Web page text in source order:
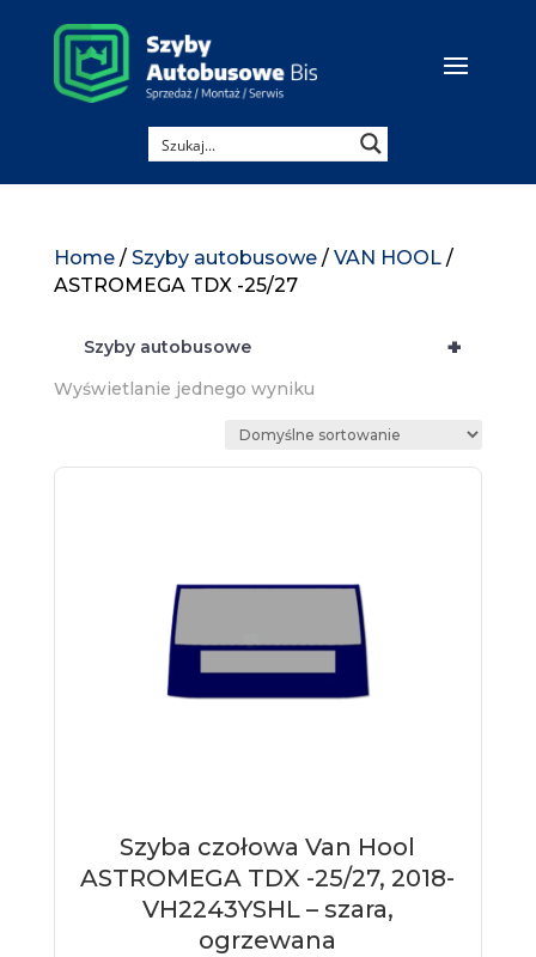
Home/ Szyby autobusowe/ VAN HOOL/
ASTROMEGA TDX -25/27
+
Szyby autobusowe
Wyświetlanie jednego wyniku
Szyba czołowa Van Hool
ASTROMEGA TDX -25/27, 2018-
VH2243YSHL – szara,
ogrzewana